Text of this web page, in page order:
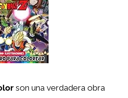
son una verdadera obra